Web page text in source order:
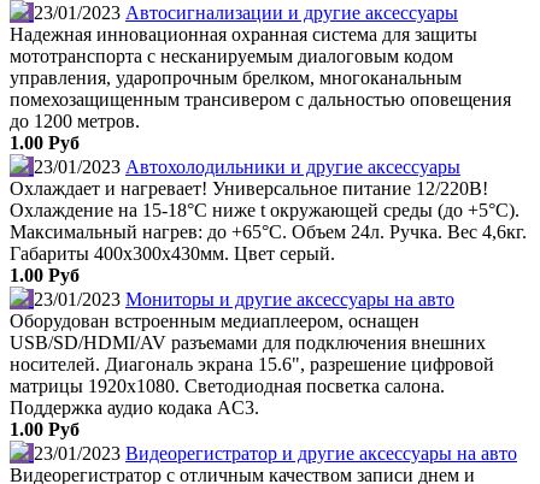
23/01/2023 Автосигнализации и другие аксессуары
Надежная инновационная охранная система для защиты
мототранспорта с несканируемым диалоговым кодом
управления, ударопрочным брелком, многоканальным
помехозащищенным трансивером с дальностью оповещения
до 1200 метров.
1.00 Руб
23/01/2023 Автохолодильники и другие аксессуары
Охлаждает и нагревает! Универсальное питание 12/220В!
Охлаждение на 15-18°С ниже t окружающей среды (до +5°С).
Максимальный нагрев: до +65°С. Объем 24л. Ручка. Вес 4,6кг.
Габариты 400x300x430мм. Цвет серый.
1.00 Руб
23/01/2023 Мониторы и другие аксессуары на авто
Оборудован встроенным медиаплеером, оснащен
USB/SD/HDMI/AV разъемами для подключения внешних
носителей. Диагональ экрана 15.6", разрешение цифровой
матрицы 1920х1080. Светодиодная посветка салона.
Поддержка аудио кодака AC3.
1.00 Руб
23/01/2023 Видеорегистратор и другие аксессуары на авто
Видеорегистратор с отличным качеством записи днем и